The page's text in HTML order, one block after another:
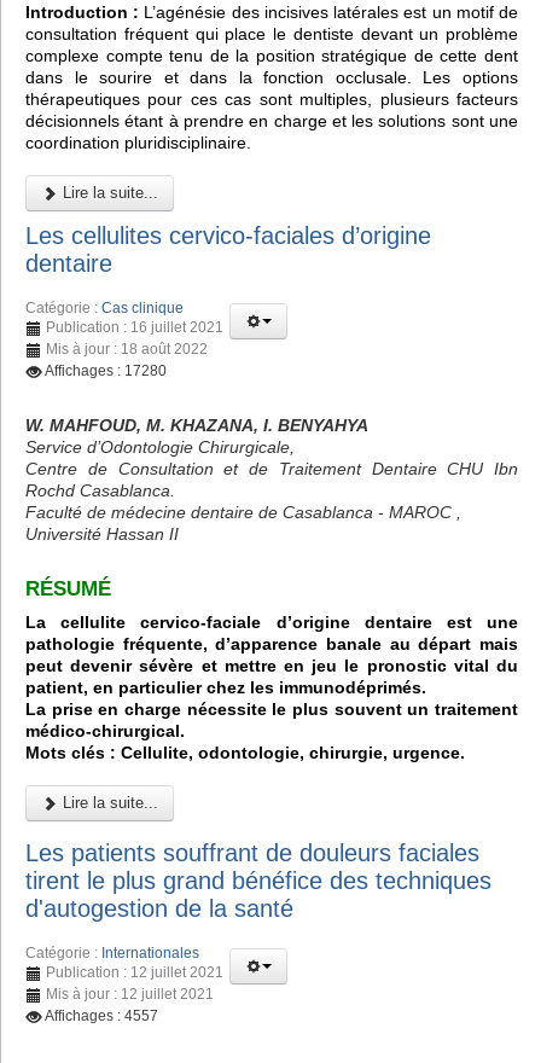
Introduction : L’agénésie des incisives latérales est un motif de
consultation fréquent qui place le dentiste devant un problème
complexe compte tenu de la position stratégique de cette dent
dans le sourire et dans la fonction occlusale. Les options
thérapeutiques pour ces cas sont multiples, plusieurs facteurs
décisionnels étant à prendre en charge et les solutions sont une
coordination pluridisciplinaire.
Lire la suite...
Les cellulites cervico-faciales d’origine
dentaire
Catégorie : Cas clinique
Publication : 16 juillet 2021
Mis à jour : 18 août 2022
Affichages : 17280
W. MAHFOUD, M. KHAZANA, I. BENYAHYA
Service d’Odontologie Chirurgicale,
Centre de Consultation et de Traitement Dentaire CHU Ibn
Rochd Casablanca.
Faculté de médecine dentaire de Casablanca - MAROC ,
Université Hassan II
RÉSUMÉ
La cellulite cervico-faciale d’origine dentaire est une
pathologie fréquente, d’apparence banale au départ mais
peut devenir sévère et mettre en jeu le pronostic vital du
patient, en particulier chez les immunodéprimés.
La prise en charge nécessite le plus souvent un traitement
médico-chirurgical.
Mots clés : Cellulite, odontologie, chirurgie, urgence.
Lire la suite...
Les patients souffrant de douleurs faciales
tirent le plus grand bénéfice des techniques
d'autogestion de la santé
Catégorie : Internationales
Publication : 12 juillet 2021
Mis à jour : 12 juillet 2021
Affichages : 4557